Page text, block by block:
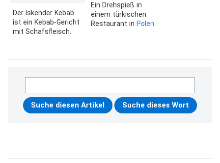
Der Iskender Kebab
ist ein Kebab-Gericht
mit Schafsfleisch.
Ein Drehspieß in
einem türkischen
Restaurant in Polen